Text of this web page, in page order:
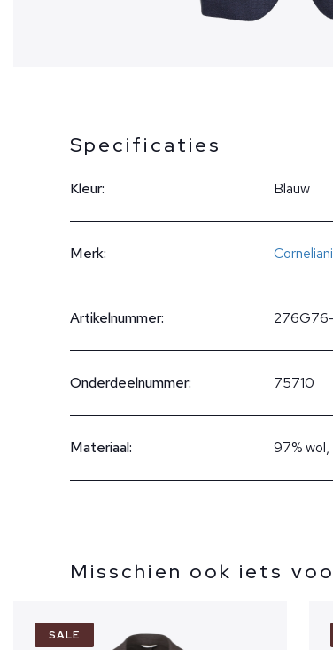
Specificaties
Kleur: Blauw
Merk: Corneliani
Artikelnummer:
Onderdeelnummer: 75710
Materiaal: 97% wol,
Misschien ook iets
SALE